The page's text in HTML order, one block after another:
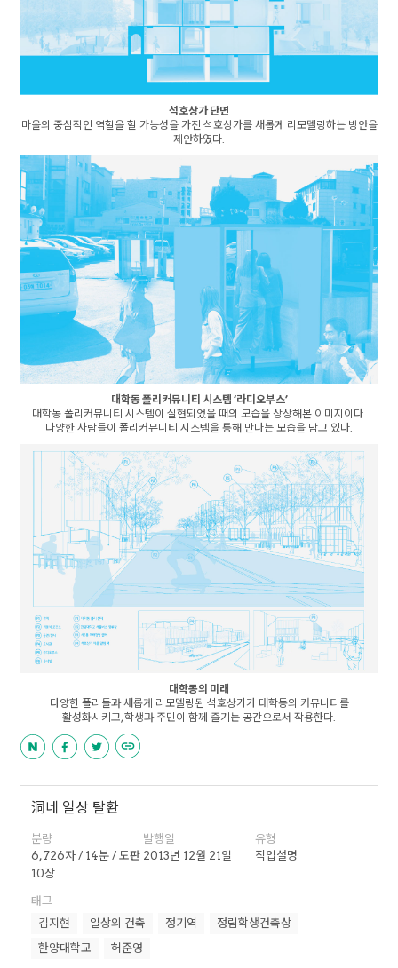
석호상가 단면
마을의 중심적인 역할을 할 가능성을 가진 석호상가를 새롭게 리모델링하는 방안을
제안하였다.
대학동 폴리커뮤니티 시스템 ‘라디오부스’
대학동 폴리커뮤니티 시스템이 실현되었을 때의 모습을 상상해본 이미지이다.
다양한 사람들이 폴리커뮤니티 시스템을 통해 만나는 모습을 담고 있다.
대학동의 미래
다양한 폴리들과 새롭게 리모델링된 석호상가가 대학동의 커뮤니티를
활성화시키고, 학생과 주민이 함께 즐기는 공간으로서 작용한다.
洞네 일상 탈환
분량
6,726자 / 14분 / 도판
10장
발행일
2013년 12월 21일
유형
작업설명
태그
김지현
일상의 건축 정기역
정림학생건축상
한양대학교
허준영